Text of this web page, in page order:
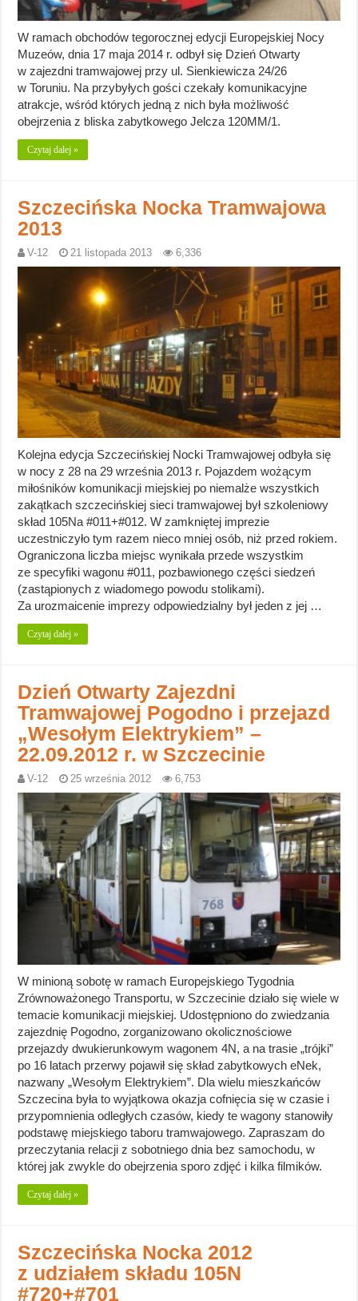
W ramach obchodów tegorocznej edycji Europejskiej Nocy
Muzeów, dnia 17 maja 2014 r. odbył się Dzień Otwarty
w zajezdni tramwajowej przy ul. Sienkiewicza 24/26
w Toruniu. Na przybyłych gości czekały komunikacyjne
atrakcje, wśród których jedną z nich była możliwość
obejrzenia z bliska zabytkowego Jelcza 120MM/1.
Czytaj dalej »
Szczecińska Nocka Tramwajowa
2013
V-12 21 listopada 2013 6,336
Kolejna edycja Szczecińskiej Nocki Tramwajowej odbyła się
w nocy z 28 na 29 września 2013 r. Pojazdem wożącym
miłośników komunikacji miejskiej po niemalże wszystkich
zakątkach szczecińskiej sieci tramwajowej był szkoleniowy
skład 105Na #011+#012. W zamkniętej imprezie
uczestniczyło tym razem nieco mniej osób, niż przed rokiem.
Ograniczona liczba miejsc wynikała przede wszystkim
ze specyfiki wagonu #011, pozbawionego części siedzeń
(zastąpionych z wiadomego powodu stolikami).
Za urozmaicenie imprezy odpowiedzialny był jeden z jej …
Czytaj dalej »
Dzień Otwarty Zajezdni
Tramwajowej Pogodno i przejazd
„Wesołym Elektrykiem” –
22.09.2012 r. w Szczecinie
V-12 25 września 2012 6,753
W minioną sobotę w ramach Europejskiego Tygodnia
Zrównoważonego Transportu, w Szczecinie działo się wiele w
temacie komunikacji miejskiej. Udostępniono do zwiedzania
zajezdnię Pogodno, zorganizowano okolicznościowe
przejazdy dwukierunkowym wagonem 4N, a na trasie „trójki”
po 16 latach przerwy pojawił się skład zabytkowych eNek,
nazwany „Wesołym Elektrykiem”. Dla wielu mieszkańców
Szczecina była to wyjątkowa okazja cofnięcia się w czasie i
przypomnienia odległych czasów, kiedy te wagony stanowiły
podstawę miejskiego taboru tramwajowego. Zapraszam do
przeczytania relacji z sobotniego dnia bez samochodu, w
której jak zwykle do obejrzenia sporo zdjęć i kilka filmików.
Czytaj dalej »
Szczecińska Nocka 2012
z udziałem składu 105N
#720+#701